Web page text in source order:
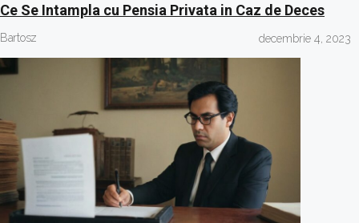
Ce Se Intampla cu Pensia Privata in Caz de Deces
Bartosz decembrie 4, 2023